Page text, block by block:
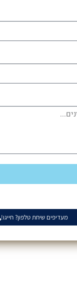
מעדיפים שיחת טלפון? חייגו!